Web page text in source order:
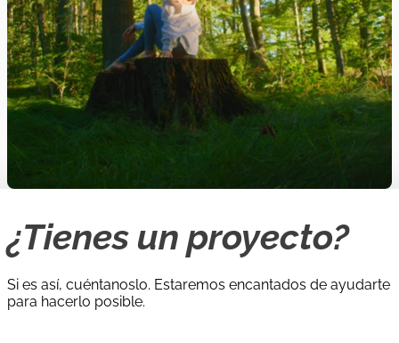
¿Tienes un proyecto?
Si es así, cuéntanoslo. Estaremos encantados de ayudarte
para hacerlo posible.